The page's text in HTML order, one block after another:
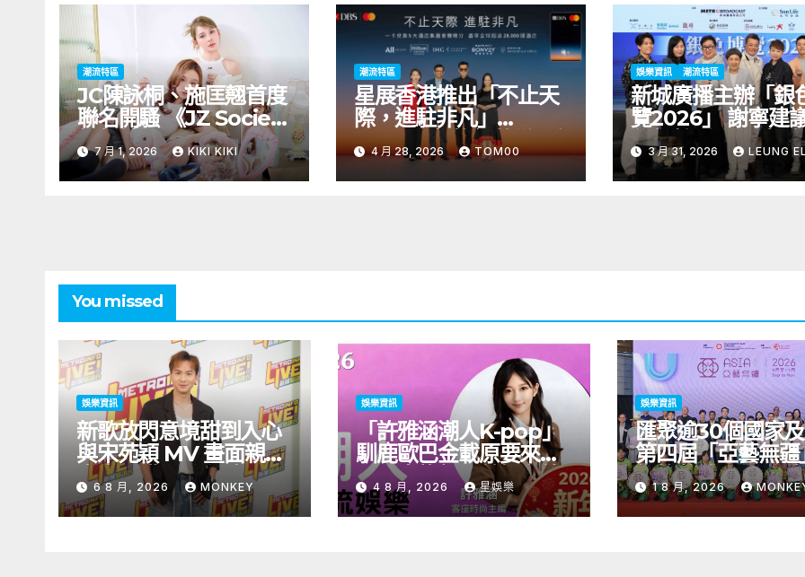
潮流特區
JC陳詠桐、施匡翹首度
聯名開騷 《JZ Society
桐翹社 Mini
Concert》正式公開售
票 買飛即送限量首張
7 月 1, 2026 KIKI KIKI
潮流特區
星展香港推出「不止天
際，進駐非凡」
DBS$全新換領獎賞; 香
港首個即時兌換全球五
大酒店集團獎勵計劃積
4 月 28, 2026 TOM00
娛樂資訊 潮流特區
新城廣播主辦「銀
覽2026」 謝寧建議退
休年齡延至70歲
族社會寶貴資源
3 月 31, 2026 LEUNG
You missed
娛樂資訊
新歌放閃意境甜到入心
與宋苑穎 MV 畫面親暱
太太呷醋 周吉佩廣州一
日三場熱血 Busking
6 8 月, 2026 MONKEY
娛樂資訊
「許雅涵潮人K-pop」
馴鹿歐巴金載原要來台
北！青龍新人首場海外
見面會8/9開搶
4 8 月, 2026 星娛樂
娛樂資訊
匯聚逾30個國家
第四屆「亞藝無疆
術節將於9至11月
開幕節目《三角演
音樂會演出陣容包
1 8 月, 2026